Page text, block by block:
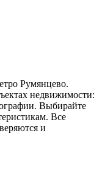
Румянцево.
недвижимости:
Выбирайте
Все
и